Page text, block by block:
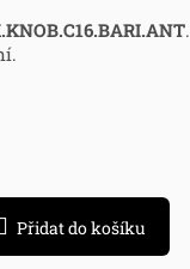
6.BARI.ANT
Přidat do košíku